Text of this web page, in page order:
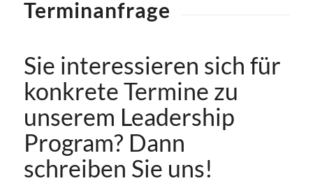
Terminanfrage
Sie interessieren sich für
konkrete Termine zu
unserem Leadership
Program? Dann
schreiben Sie uns!